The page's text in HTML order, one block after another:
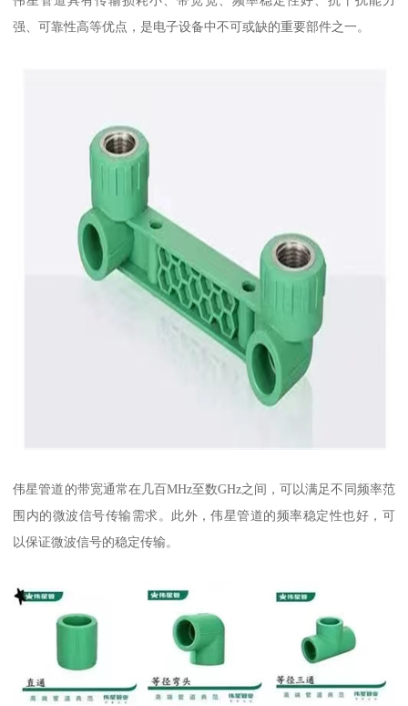
强、可靠性高等优点，是电子设备中不可或缺的重要部件之一。
伟星管道的带宽通常在几百MHz至数GHz之间，可以满足不同频率范
围内的微波信号传输需求。此外，伟星管道的频率稳定性也好，可
以保证微波信号的稳定传输。